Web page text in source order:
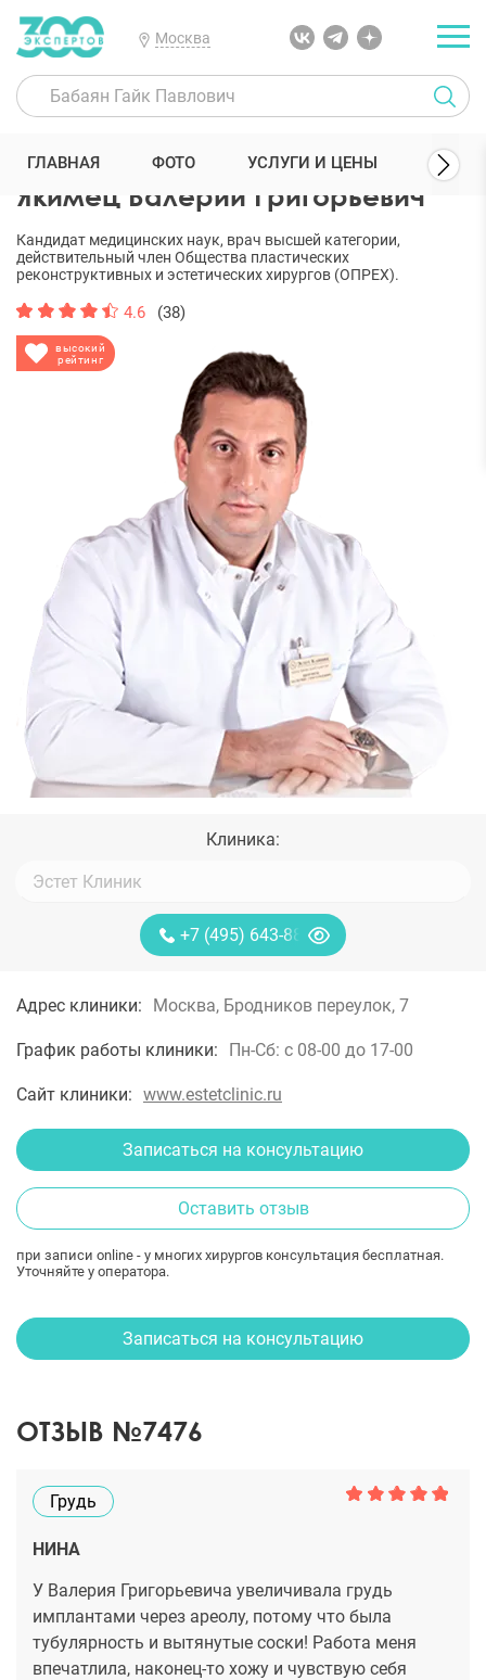
Москва
300 Экспертов Пластические хирурги Якимец Валерий
Якимец Валерий Григорьевич
высокий
рейтинг
Кандидат медицинских наук, врач высшей категории,
действительный член Общества пластических
реконструктивных и эстетических хирургов (ОПРЕХ).
4.6 (38)
Клиника:
+7 (495) 643-88-80
Адрес клиники: Москва, Бродников переулок, 7
График работы клиники: Пн-Сб: с 08-00 до 17-00
Сайт клиники: www.estetclinic.ru
Записаться на консультацию
Оставить отзыв
при записи online - у многих хирургов консультация бесплатная.
Уточняйте у оператора.
ГЛАВНАЯ ФОТО УСЛУГИ И ЦЕНЫ
Записаться на консультацию
ОТЗЫВ №7476
Грудь
НИНА
У Валерия Григорьевича увеличивала грудь
имплантами через ареолу, потому что была
тубулярность и вытянутые соски! Работа меня
впечатлила, наконец-то хожу и чувствую себя